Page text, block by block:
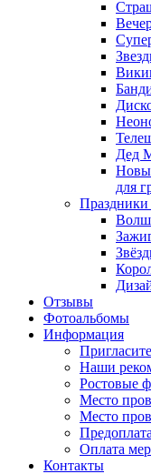
Дед
для
Отзывы
Фотоальбомы
Информация
Наши
Ростовые
Место
Место
Оплата
Контакты